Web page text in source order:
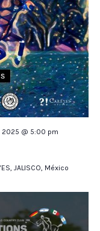
2025 @ 5:00 pm
JALISCO, México